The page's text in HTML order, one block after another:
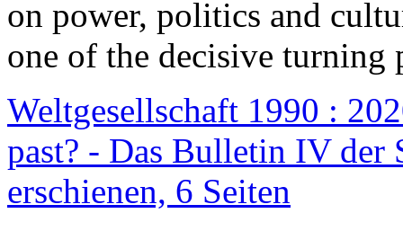
on power, politics and
one of the decisive turning
Weltgesellschaft 1990 :
past? - Das Bulletin IV der
erschienen, 6 Seiten